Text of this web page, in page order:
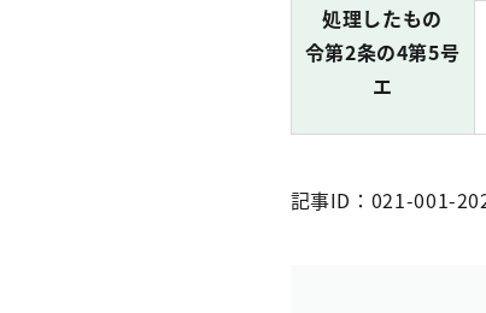
処理したもの
令第2条の4第5号
エ
記事ID：021-001-